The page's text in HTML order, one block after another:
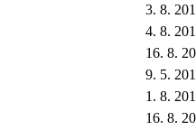
3. 8.
4. 8.
16. 8.
9. 5.
1. 8.
16. 8.